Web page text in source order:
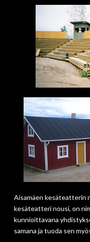
Aisamäen kesäteatterin
kesäteatteri nousi, on
kunnioittavana
samana ja tuoda sen